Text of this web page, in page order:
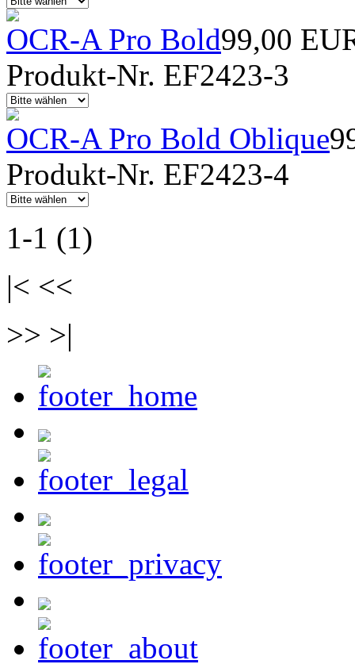
OCR-A Pro Bold99,00
Produkt-Nr. EF2423-3
OCR-A Pro Bold Oblique
Produkt-Nr. EF2423-4
1-1 (1)
|< <<
>> >|